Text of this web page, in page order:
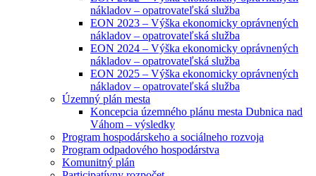
nákladov – opatrovateľská služba
EON 2023 – Výška ekonomicky oprávnených
nákladov – opatrovateľská služba
EON 2024 – Výška ekonomicky oprávnených
nákladov – opatrovateľská služba
EON 2025 – Výška ekonomicky oprávnených
nákladov – opatrovateľská služba
Územný plán mesta
Koncepcia územného plánu mesta Dubnica nad
Váhom – výsledky
Program hospodárskeho a sociálneho rozvoja
Program odpadového hospodárstva
Komunitný plán